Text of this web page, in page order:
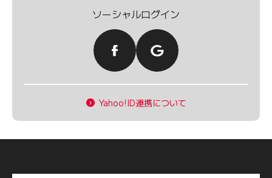
ソーシャルログイン
Yahoo!ID連携について